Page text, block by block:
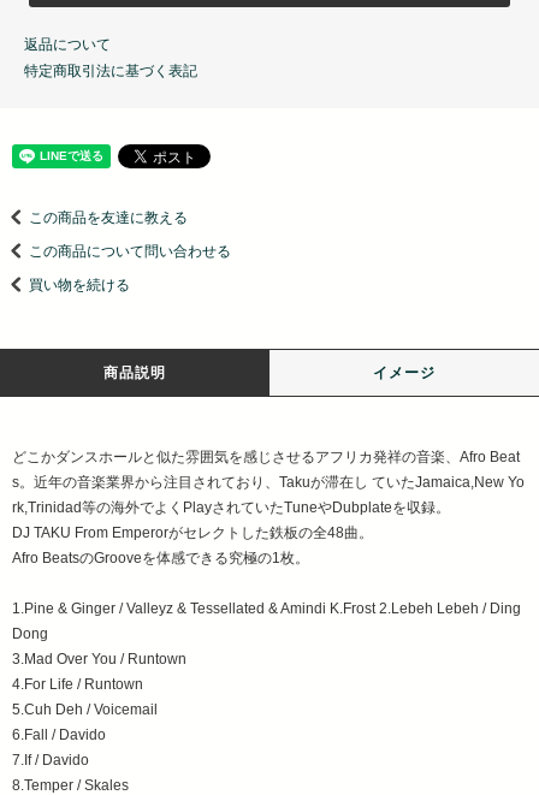
返品について
特定商取引法に基づく表記
この商品を友達に教える
この商品について問い合わせる
買い物を続ける
商品説明 イメージ
どこかダンスホールと似た雰囲気を感じさせるアフリカ発祥の音楽、Afro Beat
s。近年の音楽業界から注目されており、Takuが滞在し ていたJamaica,New Yo
rk,Trinidad等の海外でよくPlayされていたTuneやDubplateを収録。
DJ TAKU From Emperorがセレクトした鉄板の全48曲。
Afro BeatsのGrooveを体感できる究極の1枚。
1.Pine & Ginger / Valleyz & Tessellated & Amindi K.Frost 2.Lebeh Lebeh / Ding
Dong
3.Mad Over You / Runtown
4.For Life / Runtown
5.Cuh Deh / Voicemail
6.Fall / Davido
7.If / Davido
8.Temper / Skales